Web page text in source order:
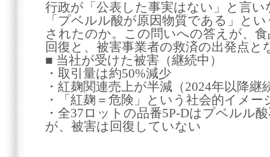
行政が「公表した事実はない」と言
「プベルル酸が原因物質である」と
されたのか。この問いへの答えが、
回復と、被害事業者の救済の出発点と
■ 当社が受けた被害（継続中）
・取引量は約50%減少
・紅麹関連売上が半減（2024年以降継
・「紅麹＝危険」という社会的イメ
・全37ロットの品番5P-Dはプベルル
が、被害は回復していない